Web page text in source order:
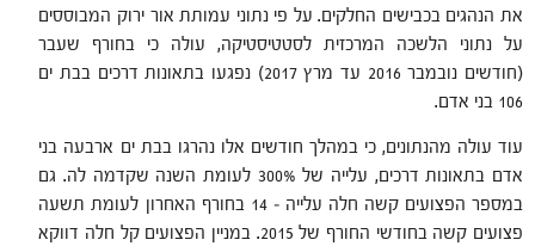
את הנהגים בכבישים החלקים. על פי נתוני עמותת אור ירוק המבוססים
על נתוני הלשכה המרכזית לסטטיסטיקה, עולה כי בחורף שעבר
(חודשים נובמבר 2016 עד מרץ 2017) נפגעו בתאונות דרכים בבת ים
106 בני אדם.
עוד עולה מהנתונים, כי במהלך חודשים אלו נהרגו בבת ים ארבעה בני
אדם בתאונות דרכים, עלייה של 300% לעומת השנה שקדמה לה. גם
במספר הפצועים קשה חלה עלייה – 14 בחורף האחרון לעומת תשעה
פצועים קשה בחודשי החורף של 2015. במניין הפצועים קל חלה דווקא